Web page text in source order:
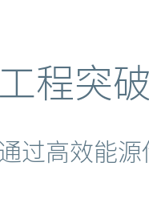
程突破
过高效能